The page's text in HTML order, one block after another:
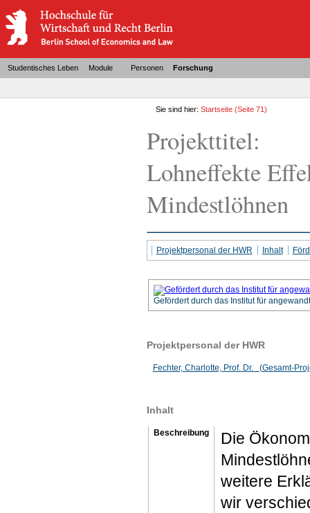
Studentisches Leben Module Personen Forschung
Sie sind hier:Startseite (Seite 71)
Projekttitel:
Lohneffekte
Mindestlöhnen
Projektpersonal der HWR Inhalt
Gefördert durch das Institut für
Projektpersonal der HWR
Fechter, Charlotte, Prof. Dr. (Gesamt-
Inhalt
Beschreibung
Die
weitere
wir